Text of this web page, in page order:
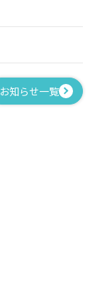
お知らせ一覧